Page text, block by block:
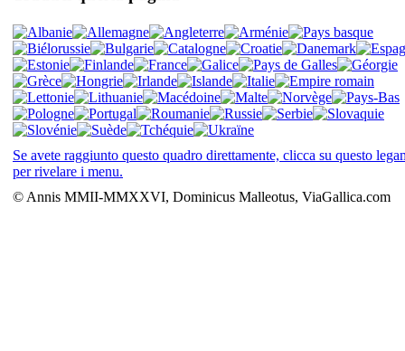
Se avete raggiunto questo quadro direttamente, clicca su questo
per rivelare i menu.
© Annis MMII-MMXXVI, Dominicus Malleotus, ViaGallica.com